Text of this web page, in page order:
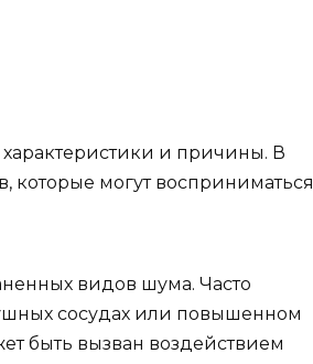
и причины. В
могут восприниматься
видов шума. Часто
сосудах или повышенном
быть вызван воздействием